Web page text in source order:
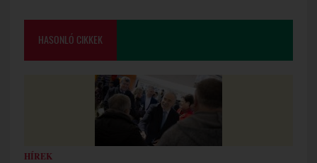
HASONLÓ CIKKEK
HÍREK